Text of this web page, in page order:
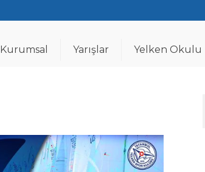
Kurumsal Yarışlar Yelken Okulu